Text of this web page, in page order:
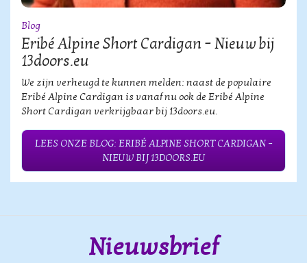
Blog
Eribé Alpine Short Cardigan – Nieuw bij
13doors.eu
We zijn verheugd te kunnen melden: naast de populaire
Eribé Alpine Cardigan is vanaf nu ook de Eribé Alpine
Short Cardigan verkrijgbaar bij 13doors.eu.
LEES ONZE BLOG: ERIBÉ ALPINE SHORT CARDIGAN –
NIEUW BIJ 13DOORS.EU
Nieuwsbrief